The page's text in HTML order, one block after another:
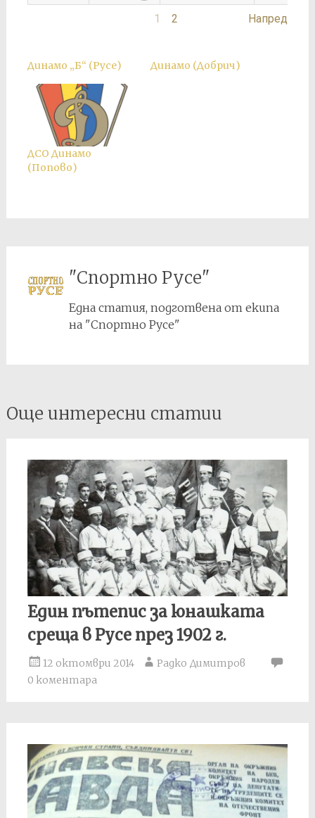
1 2 Напред
Динамо „Б“ (Русе) Динамо (Добрич)
ДСО Динамо
(Попово)
"Спортно Русе"
Една статия, подготвена от екипа
на "Спортно Русе"
Post
navigation
Още интересни статии
Един пътепис за юнашката
среща в Русе през 1902 г.
12 октомври 2014
Радко Димитров
0 коментара